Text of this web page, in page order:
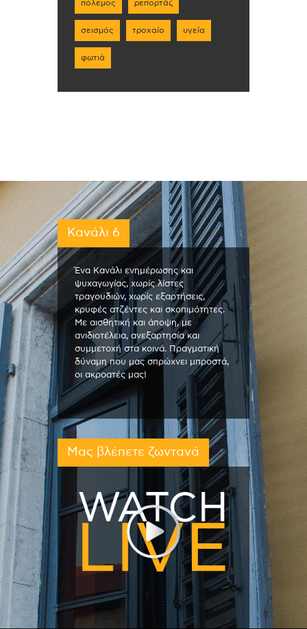
πόλεμος ρεπορτάζ
σεισμός τροχαίο υγεία
φωτιά
Κανάλι 6
Ένα Κανάλι ενημέρωσης και
ψυχαγωγίας, χωρίς λίστες
τραγουδιών, χωρίς εξαρτήσεις,
κρυφές ατζέντες και σκοπιμότητες.
Με αισθητική και άποψη, με
ανιδιοτέλεια, ανεξαρτησία και
συμμετοχή στα κοινά. Πραγματική
δύναμη που μας σπρώχνει μπροστά,
οι ακροατές μας!
Μας βλέπετε ζωντανά